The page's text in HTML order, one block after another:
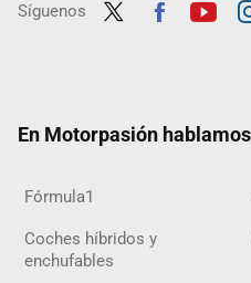
Síguenos
En Motorpasión
Fórmula1
Coches híbridos y
enchufables